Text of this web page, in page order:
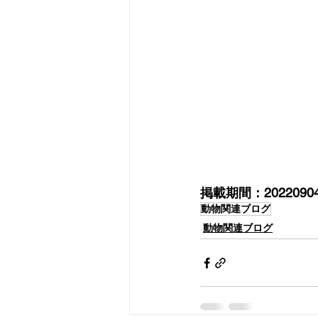
掲載期間：
動物関連ブログ
動物関連ブログ